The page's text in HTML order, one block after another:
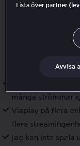
många strömmar
Viaplay på flera
flera
Jag kan inte spela
Lista över partner
Avvisa